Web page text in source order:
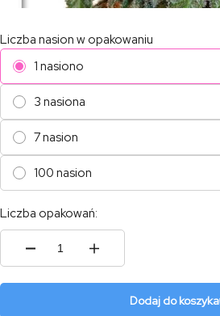
Liczba nasion w opakowaniu
1 nasiono
3 nasiona
7 nasion
100 nasion
Liczba opakowań:
ilość
Dodaj do koszyka